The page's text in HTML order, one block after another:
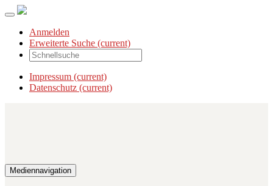
Anmelden
Erweiterte Suche (current)
Impressum (current)
Datenschutz (current)
Mediennavigation